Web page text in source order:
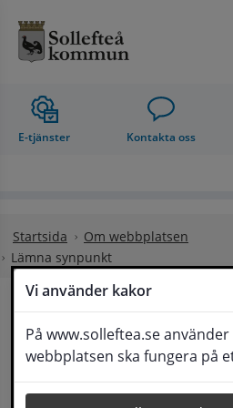
Vi använder kakor
På www.solleftea.se
webbplatsen ska fungera på
E-tjänster Kontakta oss
Startsida
Om webbplatsen
Lämna synpunkt
Lämna synpunkt
Här kan du lämna